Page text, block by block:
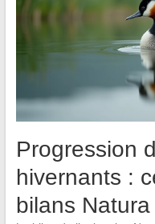
Progression
hivernants :
bilans